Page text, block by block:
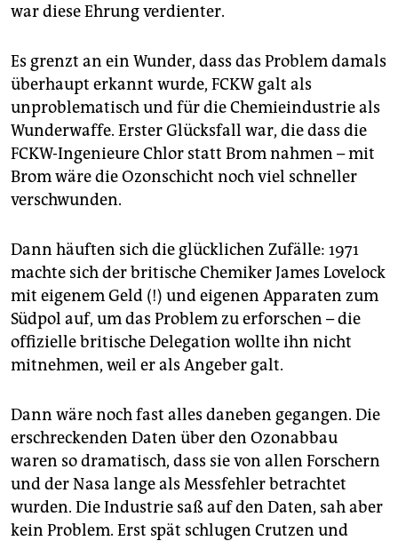
war diese Ehrung verdienter.
Es grenzt an ein Wunder, dass das Problem damals
überhaupt erkannt wurde, FCKW galt als
unproblematisch und für die Chemieindustrie als
Wunderwaffe. Erster Glücksfall war, die dass die
FCKW-Ingenieure Chlor statt Brom nahmen – mit
Brom wäre die Ozonschicht noch viel schneller
verschwunden.
Dann häuften sich die glücklichen Zufälle: 1971
machte sich der britische Chemiker James Lovelock
mit eigenem Geld (!) und eigenen Apparaten zum
Südpol auf, um das Problem zu erforschen – die
offizielle britische Delegation wollte ihn nicht
mitnehmen, weil er als Angeber galt.
Dann wäre noch fast alles daneben gegangen. Die
erschreckenden Daten über den Ozonabbau
waren so dramatisch, dass sie von allen Forschern
und der Nasa lange als Messfehler betrachtet
wurden. Die Industrie saß auf den Daten, sah aber
kein Problem. Erst spät schlugen Crutzen und